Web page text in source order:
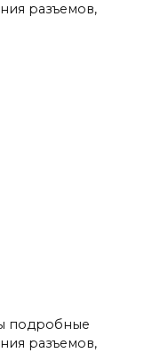
разъемов,
подробные
разъемов,